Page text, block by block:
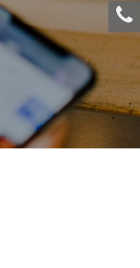
在线
客服
顶部